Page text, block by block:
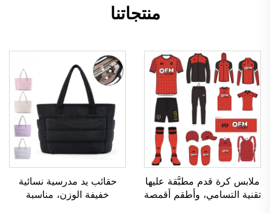
منتجاتنا
ملابس كرة قدم مطبَّقة عليها
تقنية التسامي، وأطقم أقمصة
حقائب يد مدرسية نسائية
خفيفة الوزن، مناسبة